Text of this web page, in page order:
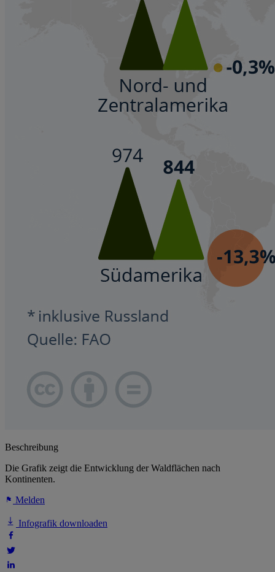
Beschreibung
Die Grafik zeigt die Entwicklung der Waldflächen nach
Kontinenten.
Melden
Infografik downloaden